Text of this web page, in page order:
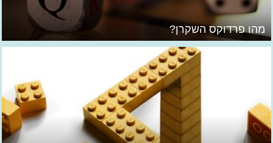
מהו פרדוקס השקרן?